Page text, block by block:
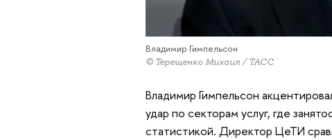
Владимир Гимпельсон
© Терещенко Михаил / ТАСС
Владимир Гимпельсон
удар по секторам услуг, где
статистикой. Директор ЦеТИ